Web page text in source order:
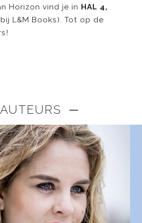
Horizon vind je in HAL 4,
L&M Books). Tot op de
─